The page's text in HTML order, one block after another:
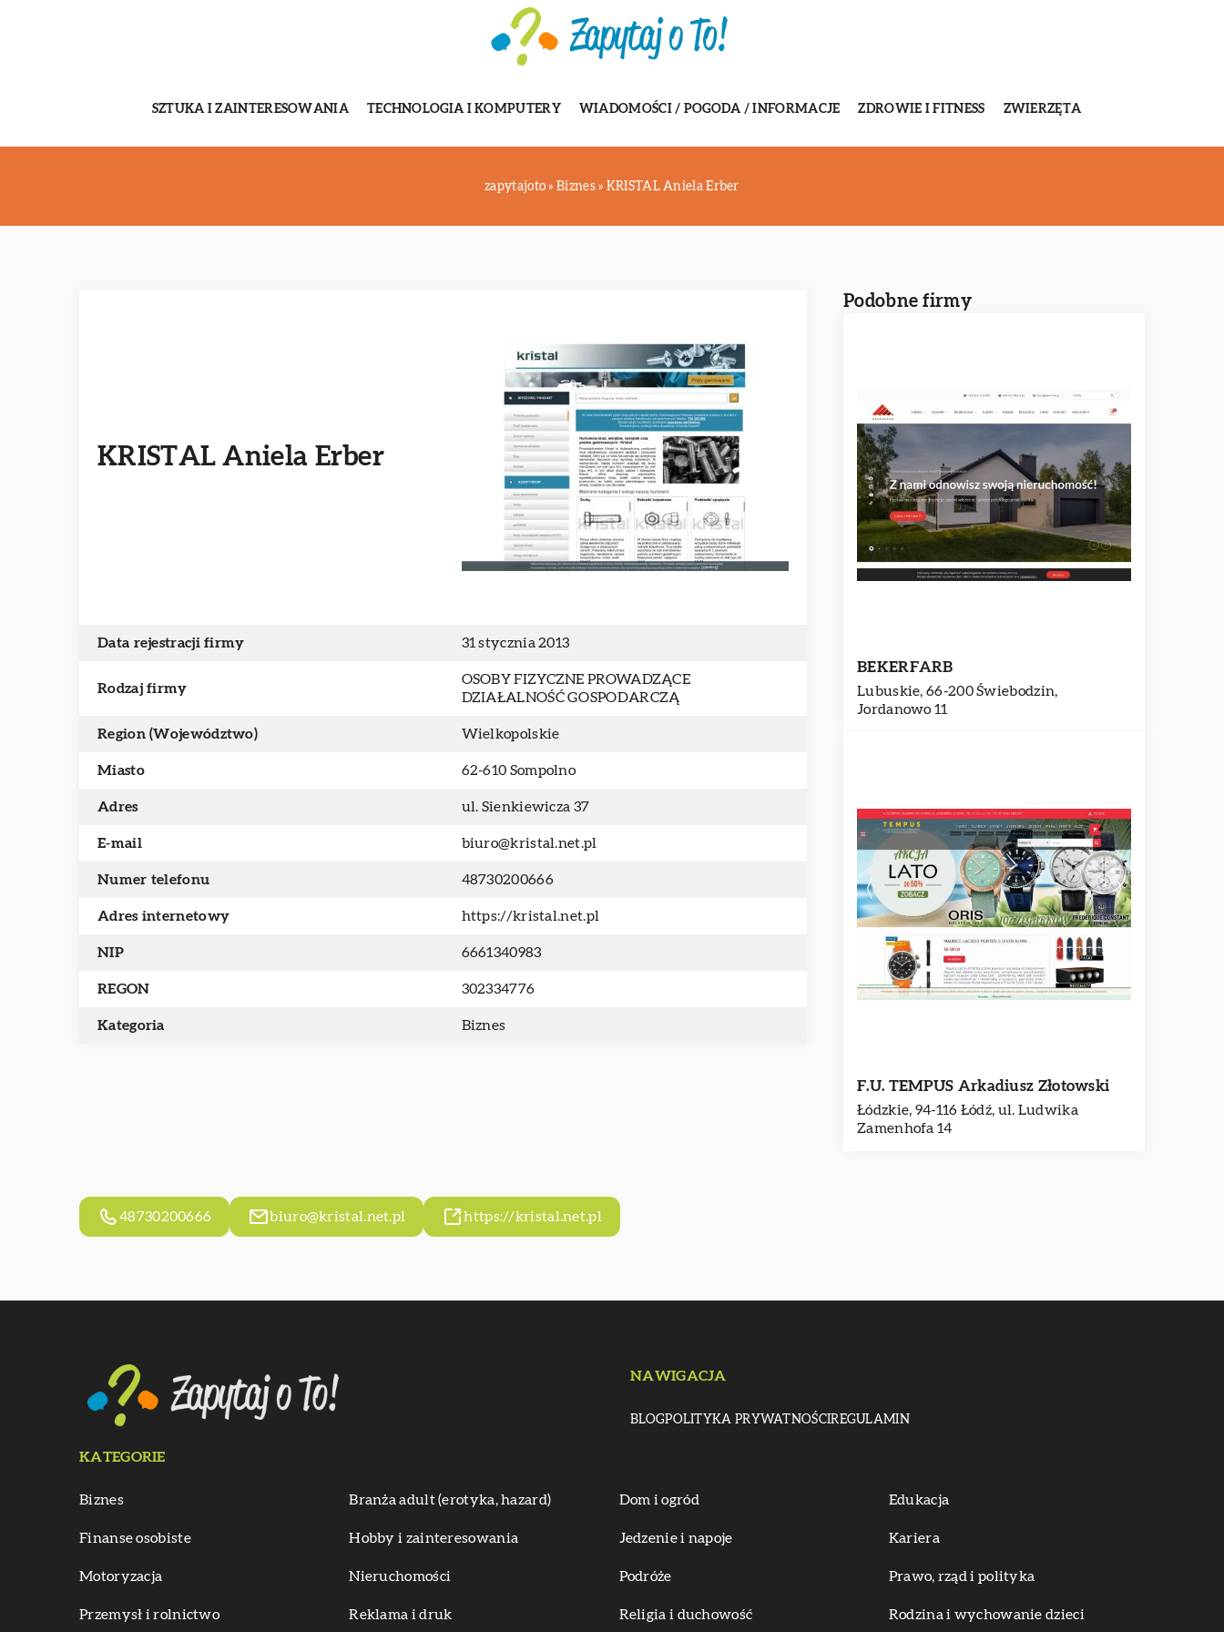
SZTUKA I ZAINTERESOWANIA TECHNOLOGIA I KOMPUTERY WIADOMOŚCI / POGODA / INFORMACJE ZDROWIE I FITNESS ZWIERZĘTA
zapytajoto »Biznes» KRISTAL Aniela Erber
KRISTAL Aniela Erber
Data rejestracji firmy 31 stycznia 2013
Rodzaj firmy
OSOBY FIZYCZNE PROWADZĄCE
DZIAŁALNOŚĆ GOSPODARCZĄ
Region (Województwo) Wielkopolskie
Miasto 62-610 Sompolno
Adres ul. Sienkiewicza 37
E-mail biuro@kristal.net.pl
Numer telefonu 48730200666
Adres internetowy https://kristal.net.pl
NIP 6661340983
REGON 302334776
Kategoria Biznes
Podobne firmy
BEKERFARB
Lubuskie, 66-200 Świebodzin,
Jordanowo 11
F.U. TEMPUS Arkadiusz Złotowski
Łódzkie, 94-116 Łódź, ul. Ludwika
Zamenhofa 14
48730200666 biuro@kristal.net.pl https://kristal.net.pl
NAWIGACJA
BLOGPOLITYKA PRYWATNOŚCIREGULAMIN
KATEGORIE
Biznes Branża adult (erotyka, hazard) Dom i ogród Edukacja
Finanse osobiste Hobby i zainteresowania Jedzenie i napoje Kariera
Motoryzacja Nieruchomości Podróże Prawo, rząd i polityka
Przemysł i rolnictwo Reklama i druk Religia i duchowość Rodzina i wychowanie dzieci